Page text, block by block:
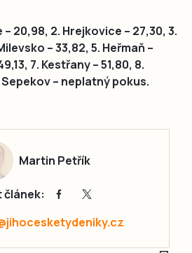
20,98, 2. Hrejkovice – 27,30, 3.
– 33,82, 5. Heřmaň –
7. Kestřany – 51,80, 8.
– neplatný pokus.
Martin Petřík
článek: